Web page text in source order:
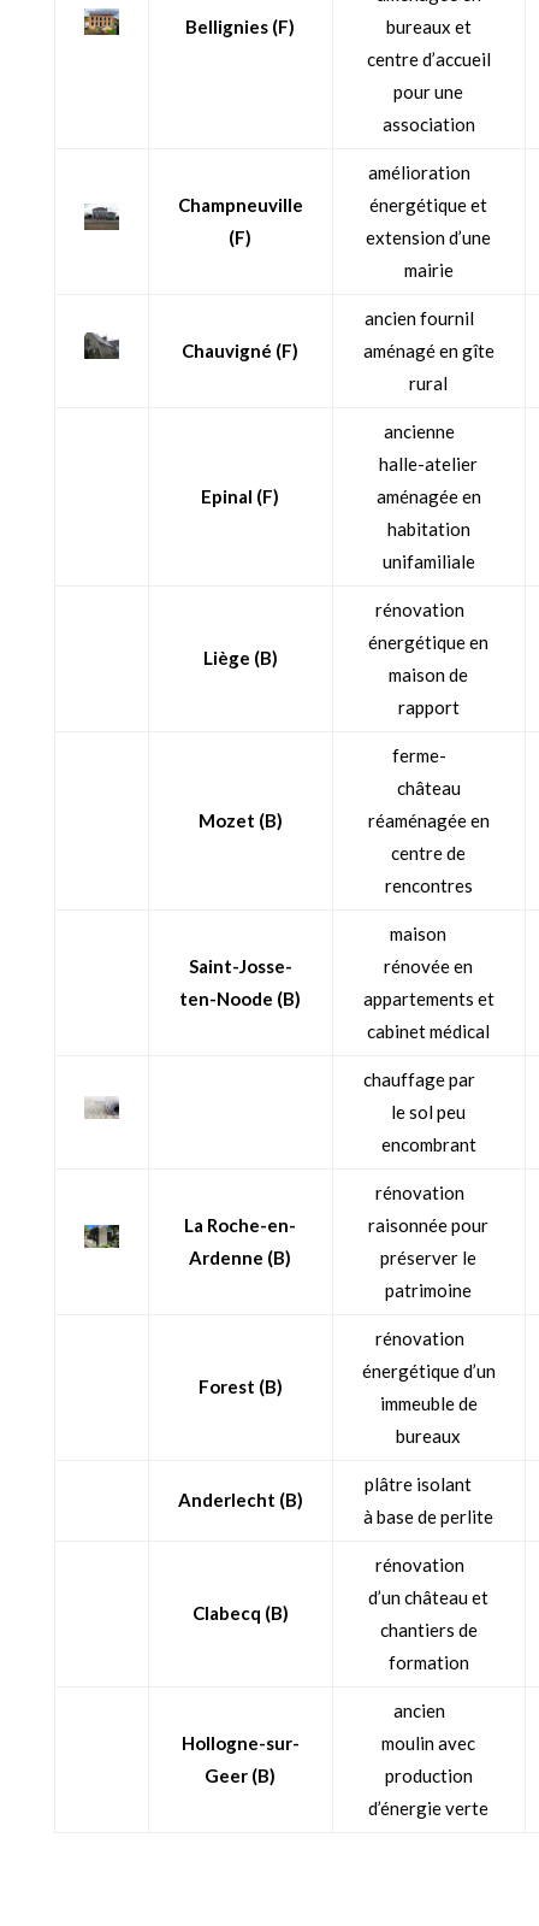
Bellignies (F)
bureaux et
centre d’accueil
pour une
association
Champneuville
(F)
amélioration
énergétique et
extension d’une
mairie
Chauvigné (F)
ancien fournil
aménagé en gîte
rural
Epinal (F)
ancienne
halle-atelier
aménagée en
habitation
unifamiliale
Liège (B)
rénovation
énergétique en
maison de
rapport
Mozet (B)
ferme-
château
réaménagée en
centre de
rencontres
Saint-Josse-
ten-Noode (B)
maison
rénovée en
appartements et
cabinet médical
chauffage par
le sol peu
encombrant
La Roche-en-
Ardenne (B)
rénovation
raisonnée pour
préserver le
patrimoine
Forest (B)
rénovation
énergétique d’un
immeuble de
bureaux
Anderlecht (B)
plâtre isolant
à base de perlite
Clabecq (B)
rénovation
d’un château et
chantiers de
formation
Hollogne-sur-
Geer (B)
ancien
moulin avec
production
d’énergie verte